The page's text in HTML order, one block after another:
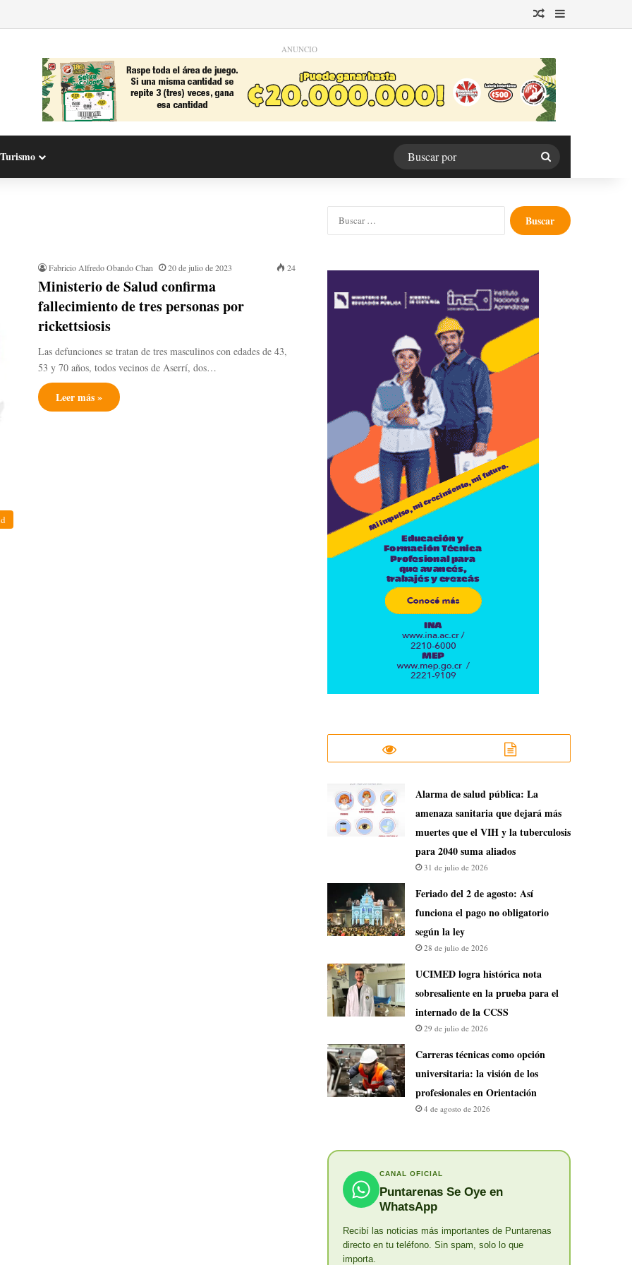
Publicación al azar
Barra lateral
ANUNCIO
Turismo
Buscar
por
Fabricio Alfredo Obando Chan 20 de julio de 2023 24
Ministerio de Salud confirma
fallecimiento de tres personas por
rickettsiosis
Las defunciones se tratan de tres masculinos con edades de 43,
53 y 70 años, todos vecinos de Aserrí, dos…
Leer más »
Buscar:
​Alarma de salud pública: La
amenaza sanitaria que dejará más
muertes que el VIH y la tuberculosis
para 2040 suma aliados
31 de julio de 2026
Feriado del 2 de agosto: Así
funciona el pago no obligatorio
según la ley
28 de julio de 2026
UCIMED logra histórica nota
sobresaliente en la prueba para el
internado de la CCSS
29 de julio de 2026
Carreras técnicas como opción
universitaria: la visión de los
profesionales en Orientación
4 de agosto de 2026
CANAL OFICIAL
Puntarenas Se Oye en
WhatsApp
Recibí las noticias más importantes de Puntarenas
directo en tu teléfono. Sin spam, solo lo que
importa.